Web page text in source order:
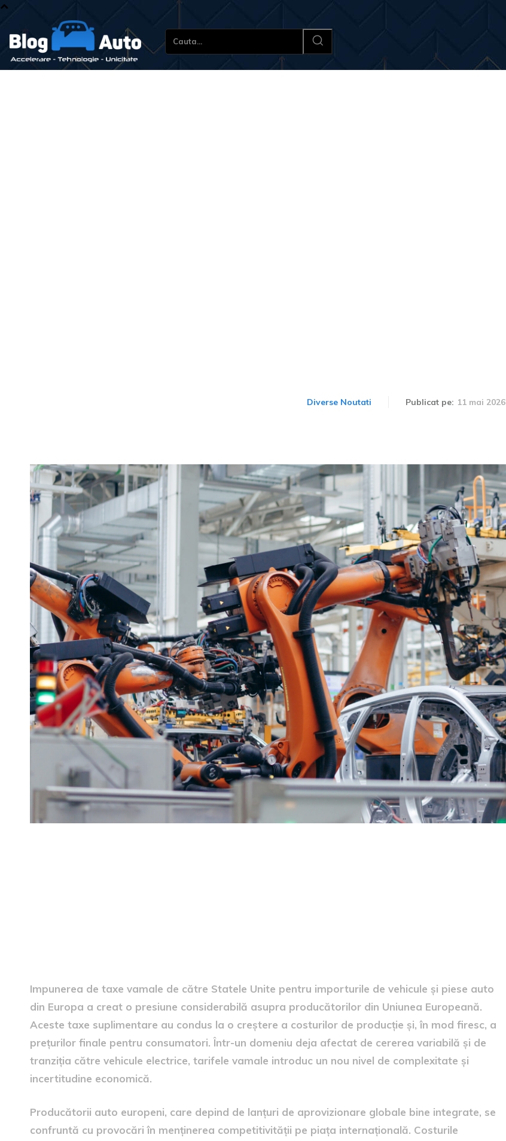
Cauta...
Diverse Noutati Publicat pe: 11 mai 2026
Impunerea de taxe vamale de către Statele Unite pentru importurile de vehicule și piese auto
din Europa a creat o presiune considerabilă asupra producătorilor din Uniunea Europeană.
Aceste taxe suplimentare au condus la o creștere a costurilor de producție și, în mod firesc, a
prețurilor finale pentru consumatori. Într-un domeniu deja afectat de cererea variabilă și de
tranziția către vehicule electrice, tarifele vamale introduc un nou nivel de complexitate și
incertitudine economică.
Producătorii auto europeni, care depind de lanțuri de aprovizionare globale bine integrate, se
confruntă cu provocări în menținerea competitivității pe piața internațională. Costurile